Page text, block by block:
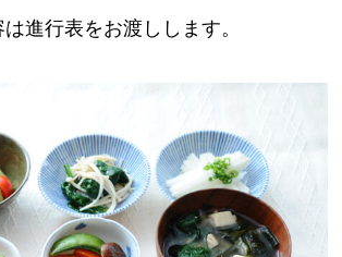
進行表をお渡しします。